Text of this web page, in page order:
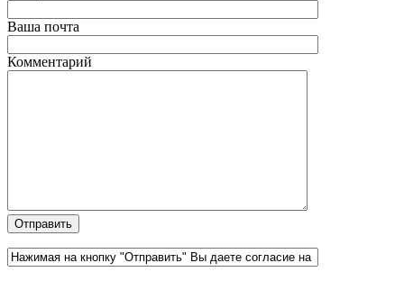
Ваша почта
Комментарий